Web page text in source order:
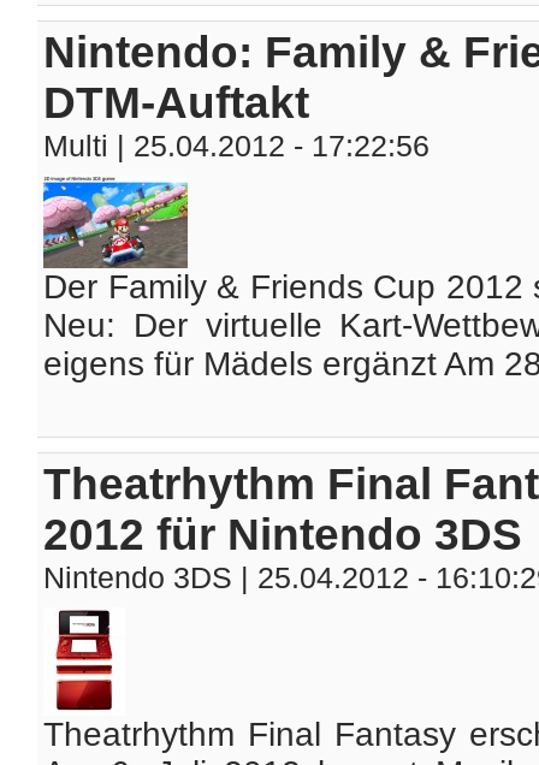
Nintendo: Family &
DTM-Auftakt
Multi | 25.04.2012 - 17:22:56
Der Family & Friends Cup
Neu: Der virtuelle Kart-
eigens für Mädels ergänzt Am
Theatrhythm Final
2012 für Nintendo 3DS
Nintendo 3DS | 25.04.2012 -
Theatrhythm Final Fantasy